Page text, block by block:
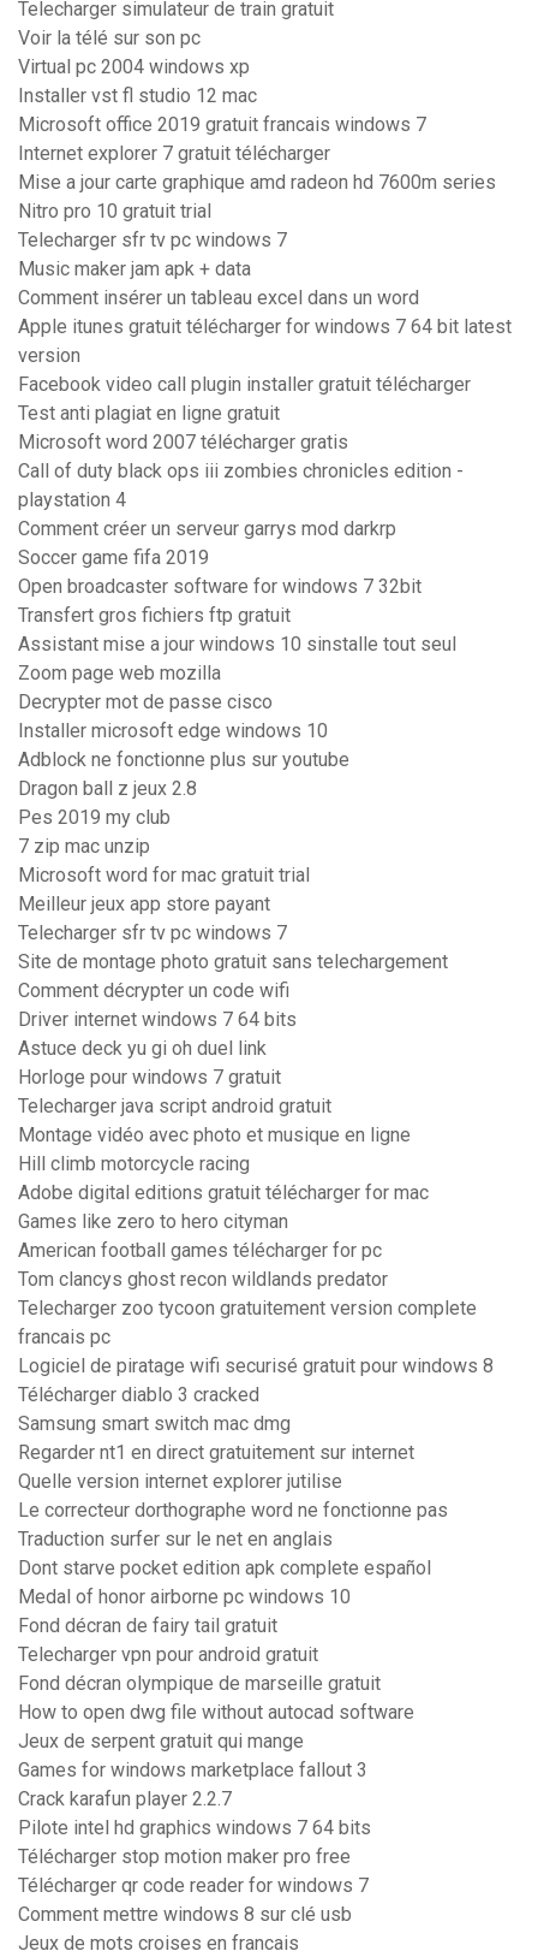
Telecharger simulateur de train gratuit
Voir la télé sur son pc
Virtual pc 2004 windows xp
Installer vst fl studio 12 mac
Microsoft office 2019 gratuit francais windows 7
Internet explorer 7 gratuit télécharger
Mise a jour carte graphique amd radeon hd 7600m series
Nitro pro 10 gratuit trial
Telecharger sfr tv pc windows 7
Music maker jam apk + data
Comment insérer un tableau excel dans un word
Apple itunes gratuit télécharger for windows 7 64 bit latest
version
Facebook video call plugin installer gratuit télécharger
Test anti plagiat en ligne gratuit
Microsoft word 2007 télécharger gratis
Call of duty black ops iii zombies chronicles edition -
playstation 4
Comment créer un serveur garrys mod darkrp
Soccer game fifa 2019
Open broadcaster software for windows 7 32bit
Transfert gros fichiers ftp gratuit
Assistant mise a jour windows 10 sinstalle tout seul
Zoom page web mozilla
Decrypter mot de passe cisco
Installer microsoft edge windows 10
Adblock ne fonctionne plus sur youtube
Dragon ball z jeux 2.8
Pes 2019 my club
7 zip mac unzip
Microsoft word for mac gratuit trial
Meilleur jeux app store payant
Telecharger sfr tv pc windows 7
Site de montage photo gratuit sans telechargement
Comment décrypter un code wifi
Driver internet windows 7 64 bits
Astuce deck yu gi oh duel link
Horloge pour windows 7 gratuit
Telecharger java script android gratuit
Montage vidéo avec photo et musique en ligne
Hill climb motorcycle racing
Adobe digital editions gratuit télécharger for mac
Games like zero to hero cityman
American football games télécharger for pc
Tom clancys ghost recon wildlands predator
Telecharger zoo tycoon gratuitement version complete
francais pc
Logiciel de piratage wifi securisé gratuit pour windows 8
Télécharger diablo 3 cracked
Samsung smart switch mac dmg
Regarder nt1 en direct gratuitement sur internet
Quelle version internet explorer jutilise
Le correcteur dorthographe word ne fonctionne pas
Traduction surfer sur le net en anglais
Dont starve pocket edition apk complete español
Medal of honor airborne pc windows 10
Fond décran de fairy tail gratuit
Telecharger vpn pour android gratuit
Fond décran olympique de marseille gratuit
How to open dwg file without autocad software
Jeux de serpent gratuit qui mange
Games for windows marketplace fallout 3
Crack karafun player 2.2.7
Pilote intel hd graphics windows 7 64 bits
Télécharger stop motion maker pro free
Télécharger qr code reader for windows 7
Comment mettre windows 8 sur clé usb
Jeux de mots croises en francais